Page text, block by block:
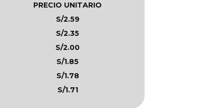
PRECIO UNITARIO
S/2.59
S/2.35
S/2.00
S/1.85
S/1.78
S/1.71